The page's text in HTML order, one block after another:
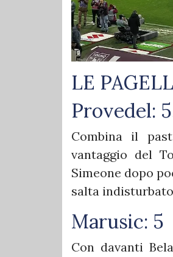
LE
Provedel:
Combina il
vantaggio del
Simeone dopo
salta
Marusic: 5
Con davanti